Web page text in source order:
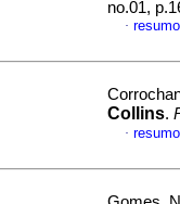
no.01,
·
Collins.
·